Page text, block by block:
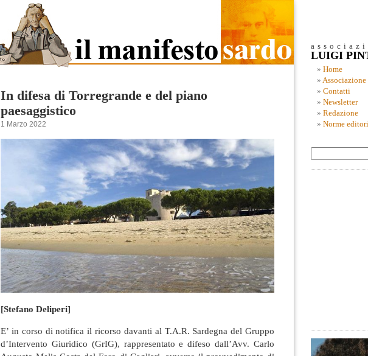
In difesa di Torregrande e del piano
paesaggistico
1 Marzo 2022
[Stefano Deliperi]
E’ in corso di notifica il ricorso davanti al T.A.R. Sardegna del Gruppo
d’Intervento Giuridico (GrIG), rappresentato e difeso dall’Avv. Carlo
LUIGI
Home
Associazione
Contatti
Newsletter
Redazione
Norme